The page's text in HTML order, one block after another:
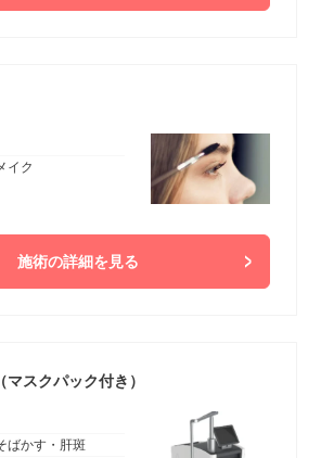
イク
施術の詳細を見る
スクパック付き）
ばかす・肝斑